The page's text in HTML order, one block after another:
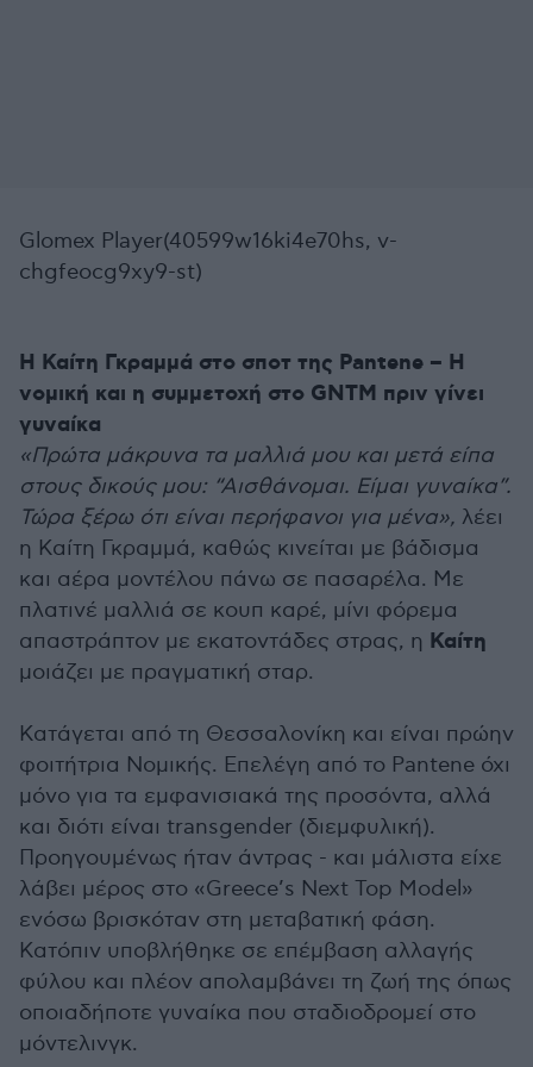
Glomex Player(40599w16ki4e70hs, v-
chgfeocg9xy9-st)
Η Καίτη Γκραμμά στο σποτ της Pantene – Η
νομική και η συμμετοχή στο GNTM πριν γίνει
γυναίκα
«Πρώτα μάκρυνα τα μαλλιά μου και μετά είπα
στους δικούς μου: “Αισθάνομαι. Είμαι γυναίκα”.
Τώρα ξέρω ότι είναι περήφανοι για μένα», λέει
η Καίτη Γκραμμά, καθώς κινείται με βάδισμα
και αέρα μοντέλου πάνω σε πασαρέλα. Με
πλατινέ μαλλιά σε κουπ καρέ, μίνι φόρεμα
απαστράπτον με εκατοντάδες στρας, η Καίτη
μοιάζει με πραγματική σταρ.
Κατάγεται από τη Θεσσαλονίκη και είναι πρώην
φοιτήτρια Νομικής. Επελέγη από το Pantene όχι
μόνο για τα εμφανισιακά της προσόντα, αλλά
και διότι είναι transgender (διεμφυλική).
Προηγουμένως ήταν άντρας - και μάλιστα είχε
λάβει μέρος στο «Greece’s Next Top Model»
ενόσω βρισκόταν στη μεταβατική φάση.
Κατόπιν υποβλήθηκε σε επέμβαση αλλαγής
φύλου και πλέον απολαμβάνει τη ζωή της όπως
οποιαδήποτε γυναίκα που σταδιοδρομεί στο
μόντελινγκ.